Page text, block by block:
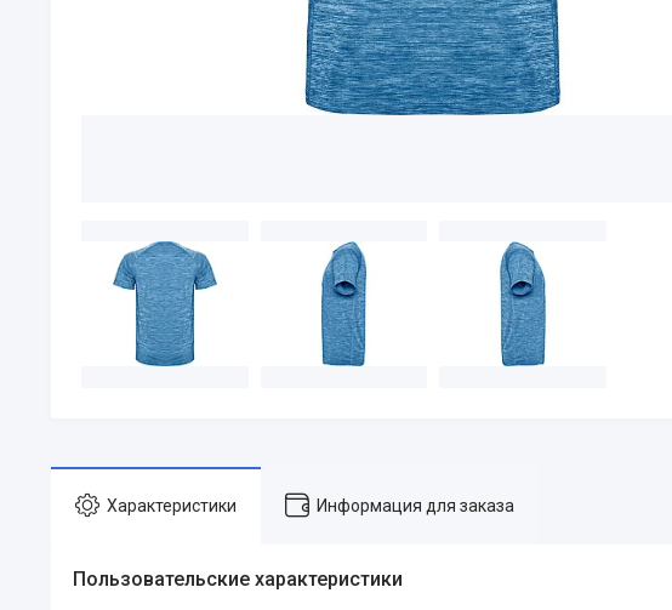
Характеристики Информация для заказа
Пользовательские характеристики